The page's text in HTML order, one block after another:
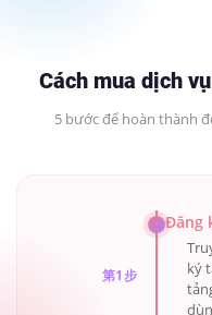
Cách mua dịch
5 bước để hoàn thành
第1步
Đăng
ký